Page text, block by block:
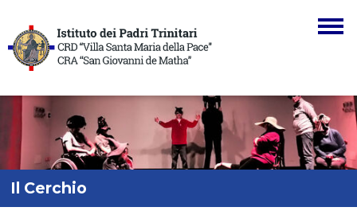
You are here:
Il Cerchio